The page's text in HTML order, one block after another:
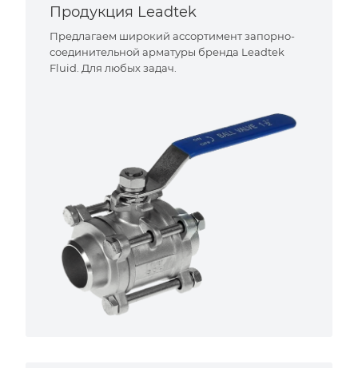
Продукция Leadtek
Предлагаем широкий ассортимент запорно-
соединительной арматуры бренда Leadtek
Fluid. Для любых задач.